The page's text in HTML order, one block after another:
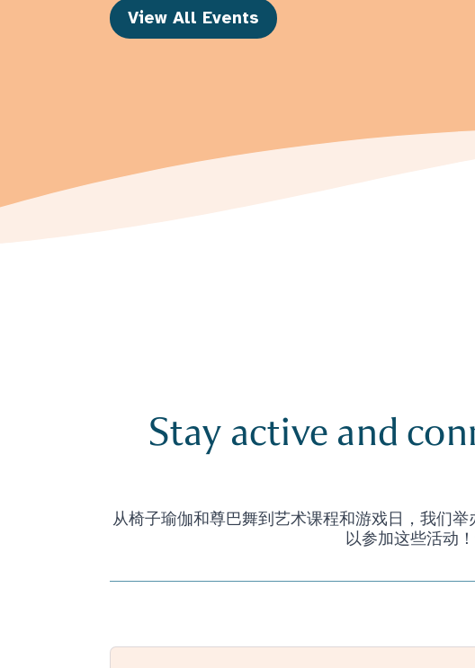
View All Events
Stay active and
从椅子瑜伽和尊巴舞到艺术课程和游戏日，我们
以参加这些活动